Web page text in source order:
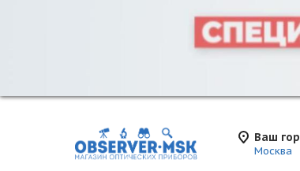
Ваш
Москва